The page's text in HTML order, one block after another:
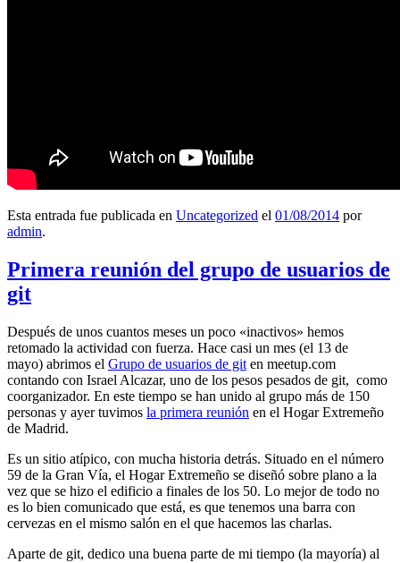
Esta entrada fue publicada en Uncategorized el 01/08/2014 por
admin.
Primera reunión del grupo de usuarios de
git
Después de unos cuantos meses un poco «inactivos» hemos
retomado la actividad con fuerza. Hace casi un mes (el 13 de
mayo) abrimos el Grupo de usuarios de git en meetup.com
contando con Israel Alcazar, uno de los pesos pesados de git, como
coorganizador. En este tiempo se han unido al grupo más de 150
personas y ayer tuvimos la primera reunión en el Hogar Extremeño
de Madrid.
Es un sitio atípico, con mucha historia detrás. Situado en el número
59 de la Gran Vía, el Hogar Extremeño se diseñó sobre plano a la
vez que se hizo el edificio a finales de los 50. Lo mejor de todo no
es lo bien comunicado que está, es que tenemos una barra con
cervezas en el mismo salón en el que hacemos las charlas.
Aparte de git, dedico una buena parte de mi tiempo (la mayoría) al